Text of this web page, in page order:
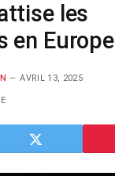
les
en Europe
AVRIL 13, 2025